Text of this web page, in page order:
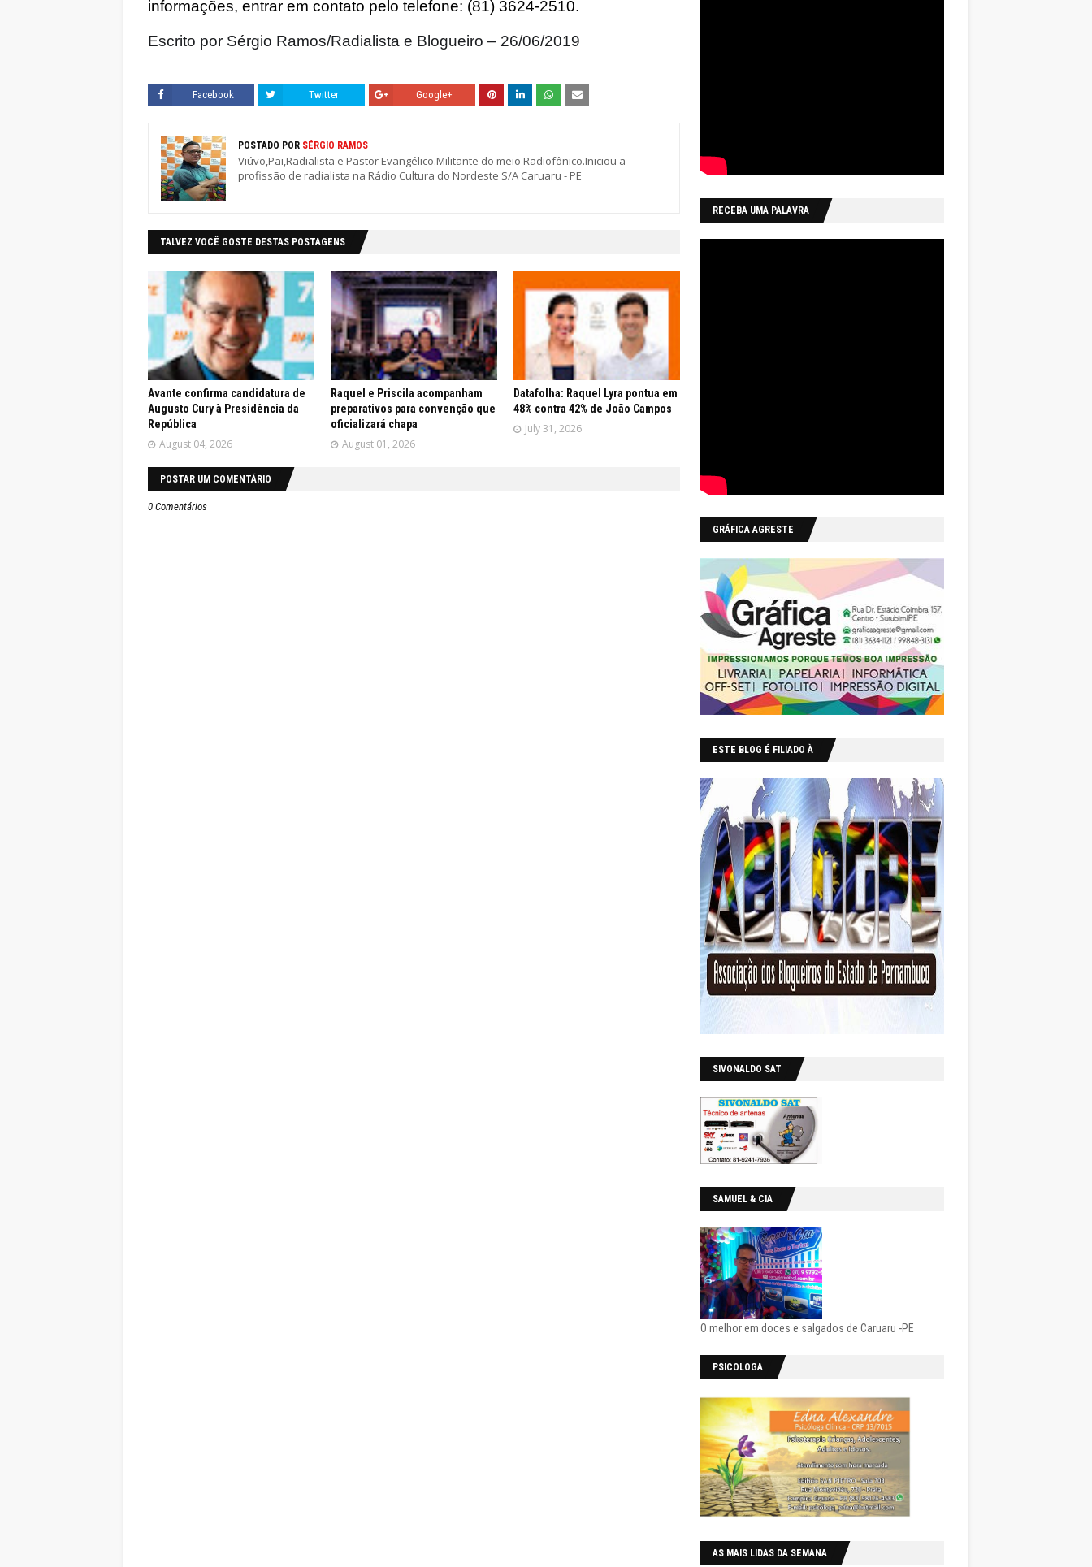
informações, entrar em contato pelo telefone: (81) 3624-2510.
Escrito por Sérgio Ramos/Radialista e Blogueiro – 26/06/2019
Facebook Twitter Google+
POSTADO POR SÉRGIO RAMOS
Viúvo,Pai,Radialista e Pastor Evangélico.Militante do meio Radiofônico.Iniciou a
profissão de radialista na Rádio Cultura do Nordeste S/A Caruaru - PE
TALVEZ VOCÊ GOSTE DESTAS POSTAGENS
Avante confirma candidatura de
Augusto Cury à Presidência da
República
August 04, 2026
Raquel e Priscila acompanham
preparativos para convenção que
oficializará chapa
August 01, 2026
Datafolha: Raquel Lyra pontua em
48% contra 42% de João Campos
July 31, 2026
POSTAR UM COMENTÁRIO
0 Comentários
RECEBA UMA PALAVRA
GRÁFICA AGRESTE
ESTE BLOG É FILIADO À
SIVONALDO SAT
SAMUEL & CIA
O melhor em doces e salgados de Caruaru -PE
PSICOLOGA
AS MAIS LIDAS DA SEMANA